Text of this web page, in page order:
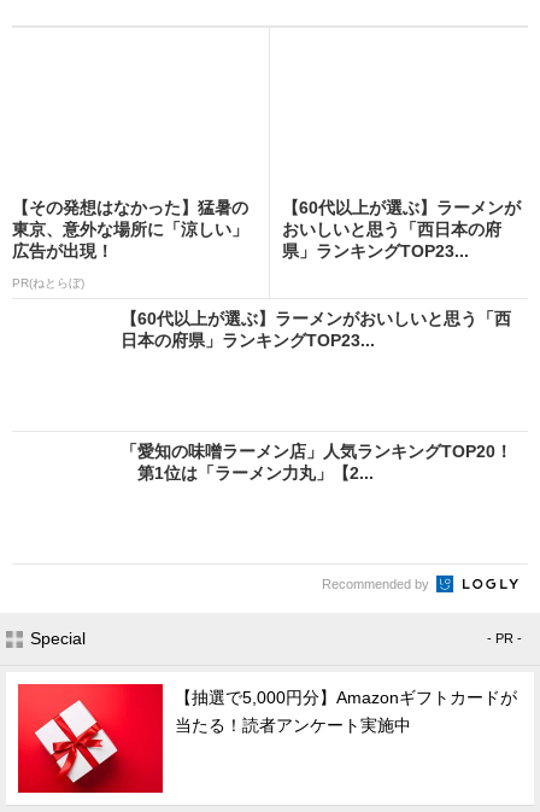
【その発想はなかった】猛暑の
東京、意外な場所に「涼しい」
広告が出現！
PR(ねとらぼ)
【60代以上が選ぶ】ラーメンが
おいしいと思う「西日本の府
県」ランキングTOP23...
【60代以上が選ぶ】ラーメンがおいしいと思う「西
日本の府県」ランキングTOP23...
「愛知の味噌ラーメン店」人気ランキングTOP20！
第1位は「ラーメン力丸」【2...
Recommended by
Special - PR -
【抽選で5,000円分】Amazonギフトカードが
当たる！読者アンケート実施中